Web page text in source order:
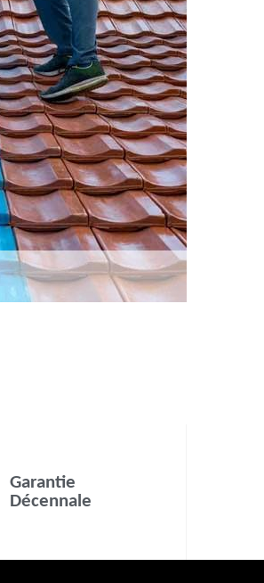
Garantie
Décennale